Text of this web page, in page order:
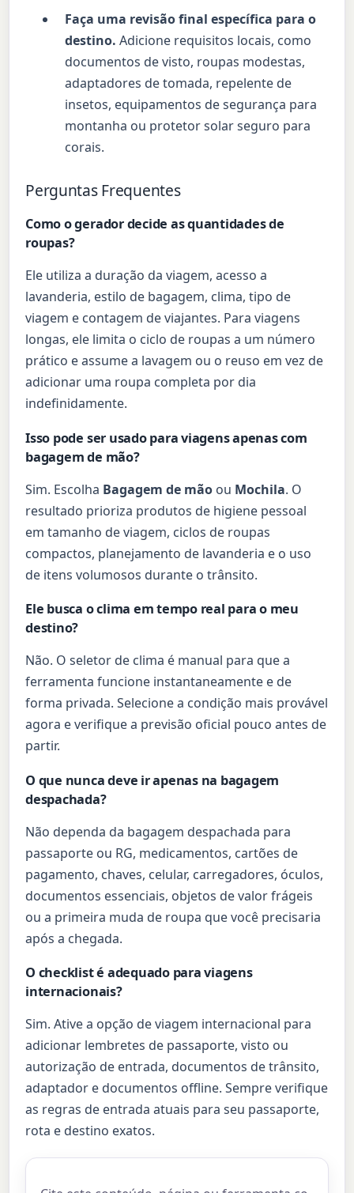
Faça uma revisão final específica para o
destino. Adicione requisitos locais, como
documentos de visto, roupas modestas,
adaptadores de tomada, repelente de
insetos, equipamentos de segurança para
montanha ou protetor solar seguro para
corais.
Perguntas Frequentes
Como o gerador decide as quantidades de
roupas?
Ele utiliza a duração da viagem, acesso a
lavanderia, estilo de bagagem, clima, tipo de
viagem e contagem de viajantes. Para viagens
longas, ele limita o ciclo de roupas a um número
prático e assume a lavagem ou o reuso em vez de
adicionar uma roupa completa por dia
indefinidamente.
Isso pode ser usado para viagens apenas com
bagagem de mão?
Sim. Escolha Bagagem de mão ou Mochila. O
resultado prioriza produtos de higiene pessoal
em tamanho de viagem, ciclos de roupas
compactos, planejamento de lavanderia e o uso
de itens volumosos durante o trânsito.
Ele busca o clima em tempo real para o meu
destino?
Não. O seletor de clima é manual para que a
ferramenta funcione instantaneamente e de
forma privada. Selecione a condição mais provável
agora e verifique a previsão oficial pouco antes de
partir.
O que nunca deve ir apenas na bagagem
despachada?
Não dependa da bagagem despachada para
passaporte ou RG, medicamentos, cartões de
pagamento, chaves, celular, carregadores, óculos,
documentos essenciais, objetos de valor frágeis
ou a primeira muda de roupa que você precisaria
após a chegada.
O checklist é adequado para viagens
internacionais?
Sim. Ative a opção de viagem internacional para
adicionar lembretes de passaporte, visto ou
autorização de entrada, documentos de trânsito,
adaptador e documentos offline. Sempre verifique
as regras de entrada atuais para seu passaporte,
rota e destino exatos.